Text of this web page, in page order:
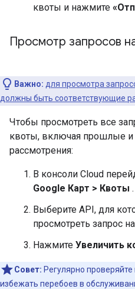
квоты и нажмите
Просмотр запросов
Важно: для просмотра
должны быть соответствующие
Чтобы просмотреть все
квоты, включая прошлые
рассмотрения:
В консоли Cloud
Google Карт > Квоты .
Выберите API, для
просмотреть запрос
Нажмите Увеличить
Совет: Регулярно
избежать перебоев в